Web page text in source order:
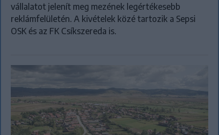
vállalatot jelenít meg mezének legértékesebb
reklámfelületén. A kivételek közé tartozik a Sepsi
OSK és az FK Csíkszereda is.